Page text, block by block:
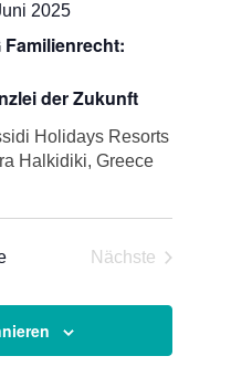
Familienrecht:
der Zukunft
2025
Holidays Resorts
Halkidiki, Greece
Nächste